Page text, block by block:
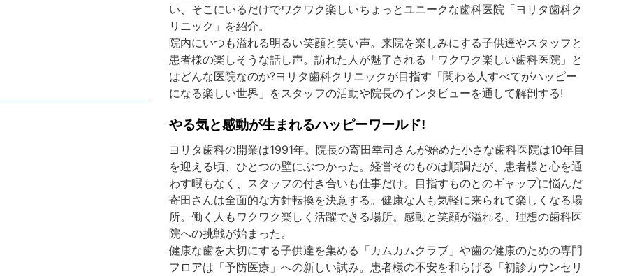
い、そこにいるだけでワクワク楽しいちょっとユニークな歯科医院「ヨリタ歯科ク
リニック」を紹介。
院内にいつも溢れる明るい笑顔と笑い声。来院を楽しみにする子供達やスタッフと
患者様の楽しそうな話し声。訪れた人が魅了される「ワクワク楽しい歯科医院」と
はどんな医院なのか?ヨリタ歯科クリニックが目指す「関わる人すべてがハッピー
になる楽しい世界」をスタッフの活動や院長のインタビューを通して解剖する!
やる気と感動が生まれるハッピーワールド!
ヨリタ歯科の開業は1991年。院長の寄田幸司さんが始めた小さな歯科医院は10年目
を迎える頃、ひとつの壁にぶつかった。経営そのものは順調だが、患者様と心を通
わす暇もなく、スタッフの付き合いも仕事だけ。目指すものとのギャップに悩んだ
寄田さんは全面的な方針転換を決意する。健康な人も気軽に来られて楽しくなる場
所。働く人もワクワク楽しく活躍できる場所。感動と笑顔が溢れる、理想の歯科医
院への挑戦が始まった。
健康な歯を大切にする子供達を集める「カムカムクラブ」や歯の健康のための専門
フロアは「予防医療」への新しい試み。患者様の不安を和らげる「初診カウンセリ